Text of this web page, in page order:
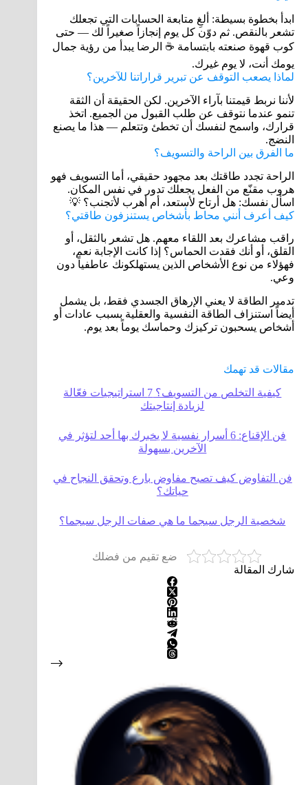
ابدأ بخطوة بسيطة: ألغِ متابعة الحسابات التي تجعلك
تشعر بالنقص. ثم دوّن كل يوم إنجازاً صغيراً لك — حتى
كوب قهوة صنعته بابتسامة ☕ الرضا يبدأ من رؤية جمال
يومك أنت، لا يوم غيرك.
لماذا يصعب التوقف عن تبرير قراراتنا للآخرين؟
لأننا نربط قيمتنا بآراء الآخرين. لكن الحقيقة أن الثقة
تنمو عندما نتوقف عن طلب القبول من الجميع. اتخذ
قرارك، واسمح لنفسك أن تخطئ وتتعلم — هذا ما يصنع
النضج.
ما الفرق بين الراحة والتسويف؟
الراحة تجدد طاقتك بعد مجهود حقيقي، أما التسويف فهو
هروب مقنّع من الفعل يجعلك تدور في نفس المكان.
اسأل نفسك: هل أرتاح لأستعد، أم أهرب لأتجنب؟ 💡
كيف أعرف أنني محاط بأشخاص يستنزفون طاقتي؟
راقب مشاعرك بعد اللقاء معهم. هل تشعر بالثقل، أو
القلق، أو أنك فقدت الحماس؟ إذا كانت الإجابة نعم،
فهؤلاء من نوع الأشخاص الذين يستهلكونك عاطفياً دون
وعي.
تدمير الطاقة لا يعني الإرهاق الجسدي فقط، بل يشمل
أيضاً استنزاف الطاقة النفسية والعقلية بسبب عادات أو
أشخاص يسحبون تركيزك وحماسك يوماً بعد يوم.
مقالات قد تهمك
كيفية التخلص من التسويف؟ 7 استراتيجيات فعّالة
لزيادة إنتاجيتك
فن الإقناع: 6 أسرار نفسية لا يخبرك بها أحد لتؤثر في
الآخرين بسهولة
فن التفاوض كيف تصبح مفاوض بارع وتحقق النجاح في
حياتك؟
شخصية الرجل سيجما ما هي صفات الرجل سيجما؟
ضع تقيم من فضلك
شارك المقالة